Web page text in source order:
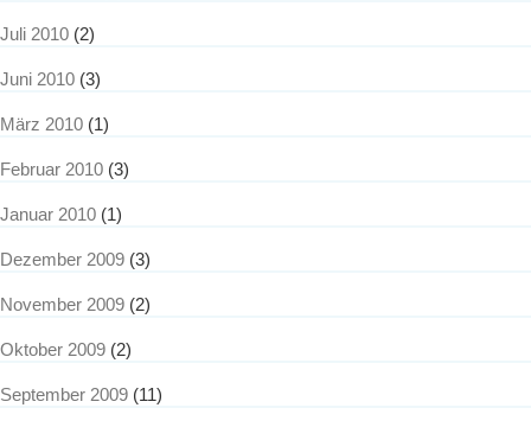
Juli 2010 (2)
Juni 2010 (3)
März 2010 (1)
Februar 2010 (3)
Januar 2010 (1)
Dezember 2009 (3)
November 2009 (2)
Oktober 2009 (2)
September 2009 (11)